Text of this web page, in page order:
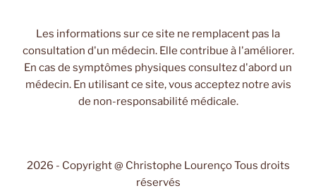
Les informations sur ce site ne remplacent pas la
consultation d'un médecin. Elle contribue à l'améliorer.
En cas de symptômes physiques consultez d'abord un
médecin. En utilisant ce site, vous acceptez notre avis
de non-responsabilité médicale.
2026 - Copyright @ Christophe Lourenço Tous droits
réservés